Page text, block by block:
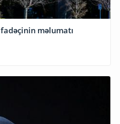
məlumatı